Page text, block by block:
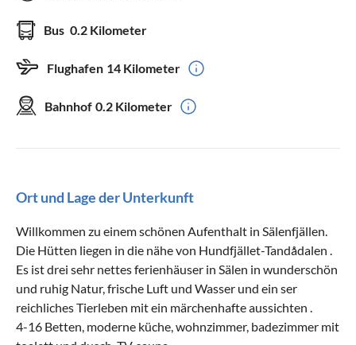
Bus 0.2 Kilometer
Flughafen 14 Kilometer
Bahnhof 0.2 Kilometer
Ort und Lage der Unterkunft
Willkommen zu einem schönen Aufenthalt in Sälenfjällen.
Die Hütten liegen in die nähe von Hundfjället-Tandådalen .
Es ist drei sehr nettes ferienhäuser in Sälen in wunderschön
und ruhig Natur, frische Luft und Wasser und ein ser
reichliches Tierleben mit ein märchenhafte aussichten .
4-16 Betten, moderne küche, wohnzimmer, badezimmer mit